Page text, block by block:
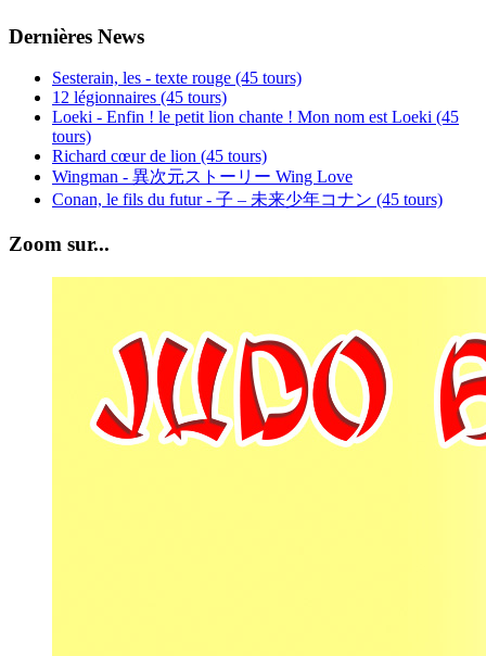
Dernières News
Sesterain, les - texte rouge (45 tours)
12 légionnaires (45 tours)
Loeki - Enfin ! le petit lion chante ! Mon nom est Loeki (45
tours)
Richard cœur de lion (45 tours)
Wingman - 異次元ストーリー Wing Love
Conan, le fils du futur - 子 – 未来少年コナン (45 tours)
Zoom sur...